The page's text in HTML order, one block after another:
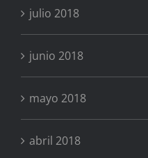
julio 2018
junio 2018
mayo 2018
abril 2018